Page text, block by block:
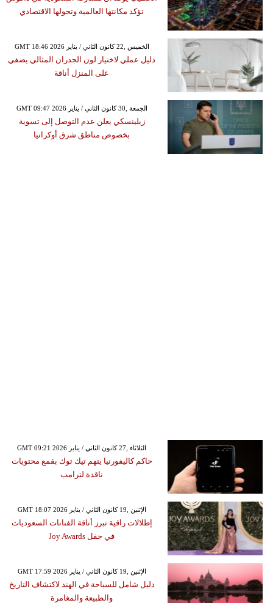
تؤكد مكانتها العالمية وتحولها الاقتصادي
GMT 18:46 2026 الخميس ,22 كانون الثاني / يناير
دليل عملي لاختيار لون الجدران المثالي يضفي
على المنزل أناقة
GMT 09:47 2026 الجمعة ,30 كانون الثاني / يناير
زيلينسكي يعلن عدم التوصل إلى تسوية
بخصوص مناطق شرق أوكرانيا
GMT 09:21 2026 الثلاثاء ,27 كانون الثاني / يناير
حاكم كاليفورنيا يتهم تيك توك بقمع محتويات
ناقدة لترامب
GMT 18:07 2026 الإثنين ,19 كانون الثاني / يناير
إطلالات راقية تبرز أناقة الفنانات السعوديات
في حفل Joy Awards
GMT 17:59 2026 الإثنين ,19 كانون الثاني / يناير
دليل شامل للسياحة في الهند لاكتشاف التاريخ
والطبيعة والمغامرة